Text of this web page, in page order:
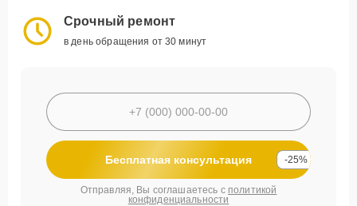
Срочный ремонт
в день обращения от 30 минут
Бесплатная консультация -25%
Отправляя, Вы соглашаетесь с политикой
конфиденциальности